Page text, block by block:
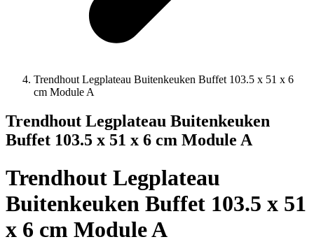
Trendhout Legplateau Buitenkeuken Buffet 103.5 x 51 x 6
cm Module A
Trendhout Legplateau Buitenkeuken
Buffet 103.5 x 51 x 6 cm Module A
Trendhout Legplateau
Buitenkeuken Buffet 103.5 x 51
x 6 cm Module A